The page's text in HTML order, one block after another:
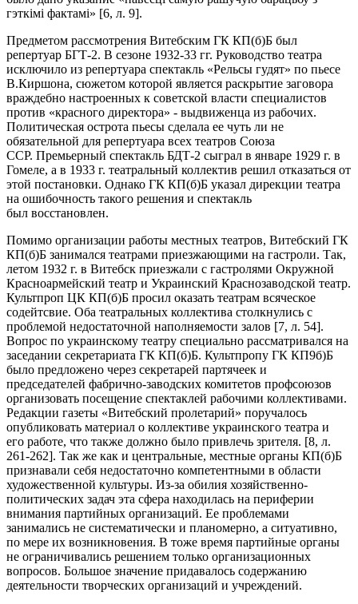
гэткімі фактамі» [6, л. 9].
Предметом рассмотрения Витебским ГК КП(б)Б был
репертуар БГТ-2. В сезоне 1932-33 гг. Руководство театра
исключило из репертуара спектакль «Рельсы гудят» по пьесе
В.Киршона, сюжетом которой является раскрытие заговора
враждебно настроенных к советской власти специалистов
против «красного директора» - выдвиженца из рабочих.
Политическая острота пьесы сделала ее чуть ли не
обязательной для репертуара всех театров Союза
ССР. Премьерный спектакль БДТ-2 сыграл в январе 1929 г. в
Гомеле, а в 1933 г. театральный коллектив решил отказаться от
этой постановки. Однако ГК КП(б)Б указал дирекции театра
на ошибочность такого решения и спектакль
был восстановлен.
Помимо организации работы местных театров, Витебский ГК
КП(б)Б занимался театрами приезжающими на гастроли. Так,
летом 1932 г. в Витебск приезжали с гастролями Окружной
Красноармейский театр и Украинский Краснозаводской театр.
Культпроп ЦК КП(б)Б просил оказать театрам всяческое
содейтсвие. Оба театральных коллектива столкнулись с
проблемой недостаточной наполняемости залов [7, л. 54].
Вопрос по украинскому театру специально рассматривался на
заседании секретариата ГК КП(б)Б. Культпропу ГК КП9б)Б
было предложено через секретарей партячеек и
председателей фабрично-заводских комитетов профсоюзов
организовать посещение спектаклей рабочими коллективами.
Редакции газеты «Витебский пролетарий» поручалось
опубликовать материал о коллективе украинского театра и
его работе, что также должно было привлечь зрителя. [8, л.
261-262]. Так же как и центральные, местные органы КП(б)Б
признавали себя недостаточно компетентными в области
художественной культуры. Из-за обилия хозяйственно-
политических задач эта сфера находилась на периферии
внимания партийных организаций. Ее проблемами
занимались не систематически и планомерно, а ситуативно,
по мере их возникновения. В тоже время партийные органы
не ограничивались решением только организационных
вопросов. Большое значение придавалось содержанию
деятельности творческих организаций и учреждений.